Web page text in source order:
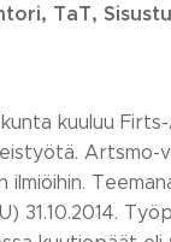
TaT,
kuuluu
ilmiöihin.
31.10.2014.